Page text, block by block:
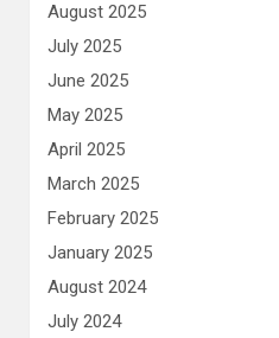
August 2025
July 2025
June 2025
May 2025
April 2025
March 2025
February 2025
January 2025
August 2024
July 2024